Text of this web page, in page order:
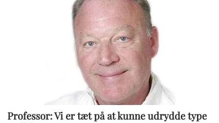
Professor: Vi er tæt på at kunne udrydde type